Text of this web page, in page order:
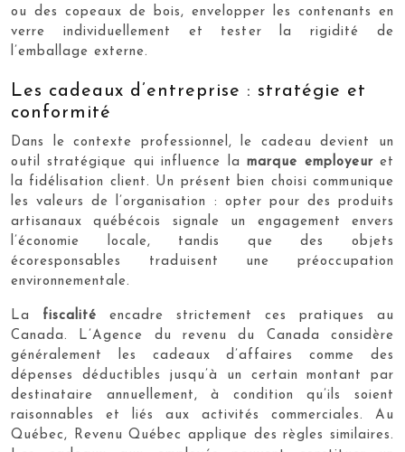
ou des copeaux de bois, envelopper les contenants en
verre individuellement et tester la rigidité de
l’emballage externe.
Les cadeaux d’entreprise : stratégie et
conformité
Dans le contexte professionnel, le cadeau devient un
outil stratégique qui influence lamarque employeuret
la fidélisation client. Un présent bien choisi communique
les valeurs de l’organisation : opter pour des produits
artisanaux québécois signale un engagement envers
l’économie locale, tandis que des objets
écoresponsables traduisent une préoccupation
environnementale.
La fiscalité encadre strictement ces pratiques au
Canada. L’Agence du revenu du Canada considère
généralement les cadeaux d’affaires comme des
dépenses déductibles jusqu’à un certain montant par
destinataire annuellement, à condition qu’ils soient
raisonnables et liés aux activités commerciales. Au
Québec, Revenu Québec applique des règles similaires.